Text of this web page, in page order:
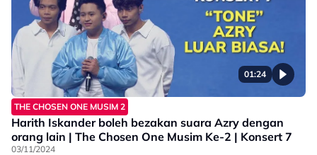
01:24
THE CHOSEN ONE MUSIM 2
Harith Iskander boleh bezakan suara Azry dengan
orang lain | The Chosen One Musim Ke-2 | Konsert 7
03/11/2024